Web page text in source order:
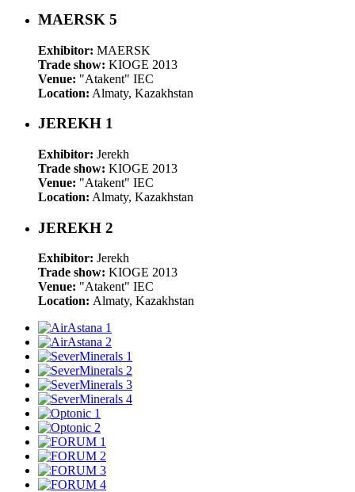
MAERSK 5
Exhibitor: MAERSK
Trade show: KIOGE 2013
Venue: "Atakent" IEC
Location: Almaty, Kazakhstan
JEREKH 1
Exhibitor: Jerekh
Trade show: KIOGE 2013
Venue: "Atakent" IEC
Location: Almaty, Kazakhstan
JEREKH 2
Exhibitor: Jerekh
Trade show: KIOGE 2013
Venue: "Atakent" IEC
Location: Almaty, Kazakhstan